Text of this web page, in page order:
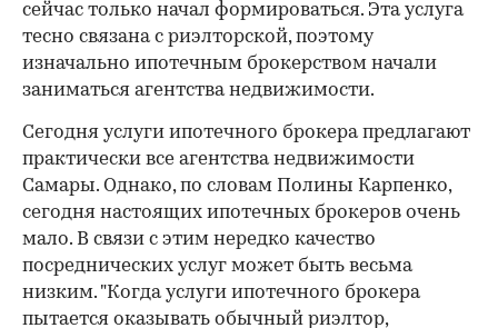
сейчас только начал формироваться. Эта услуга
тесно связана с риэлторской, поэтому
изначально ипотечным брокерством начали
заниматься агентства недвижимости.
Сегодня услуги ипотечного брокера предлагают
практически все агентства недвижимости
Самары. Однако, по словам Полины Карпенко,
сегодня настоящих ипотечных брокеров очень
мало. В связи с этим нередко качество
посреднических услуг может быть весьма
низким. "Когда услуги ипотечного брокера
пытается оказывать обычный риэлтор,